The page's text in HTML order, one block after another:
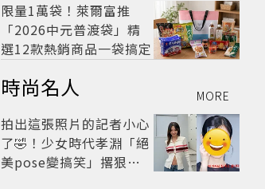
限量1萬袋！萊爾富推
「2026中元普渡袋」精
選12款熱銷商品一袋搞定
時尚名人 MORE
拍出這張照片的記者小心
了🤣！少女時代孝淵「絕
美pose變搞笑」撂狠